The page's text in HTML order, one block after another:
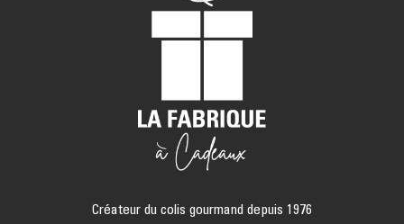
Créateur du colis gourmand depuis 1976